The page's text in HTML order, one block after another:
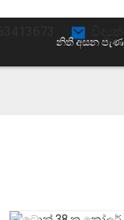
නිති අසන පැණ